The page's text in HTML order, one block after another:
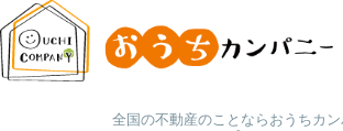
全国の不動産のことならおうちカ